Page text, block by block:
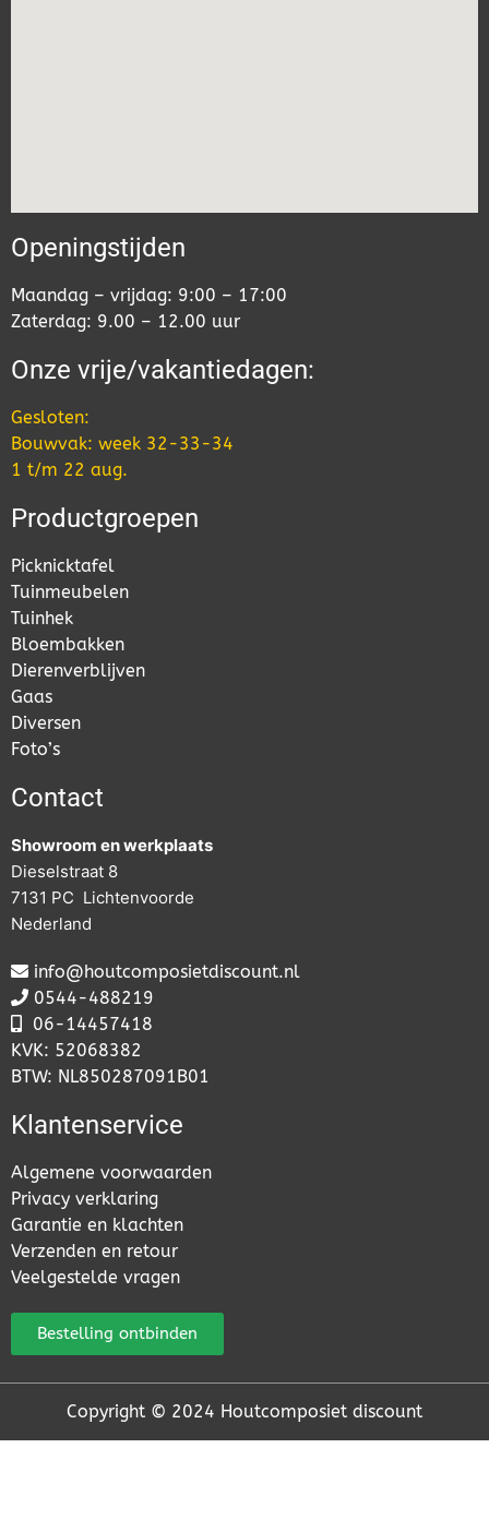
Openingstijden
Maandag – vrijdag: 9:00 – 17:00
Zaterdag: 9.00 – 12.00 uur
Onze vrije/vakantiedagen:
Gesloten:
Bouwvak: week 32-33-34
1 t/m 22 aug.
Productgroepen
Picknicktafel
Tuinmeubelen
Tuinhek
Bloembakken
Dierenverblijven
Gaas
Diversen
Foto’s
Contact
Showroom en werkplaats
Dieselstraat 8
7131 PC Lichtenvoorde
Nederland
info@houtcomposietdiscount.nl
0544-488219
06- 14457418
KVK: 52068382
BTW: NL850287091B01
Klantenservice
Algemene voorwaarden
Privacy verklaring
Garantie en klachten
Verzenden en retour
Veelgestelde vragen
Bestelling ontbinden
Copyright © 2024 Houtcomposiet discount